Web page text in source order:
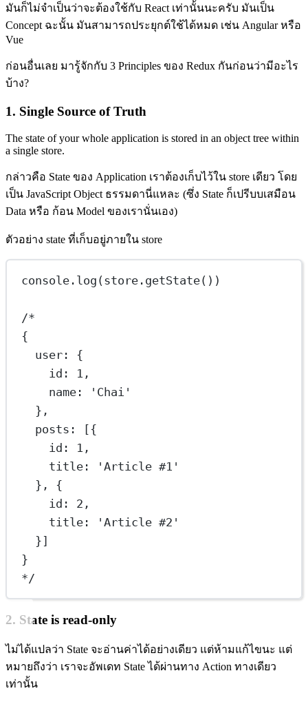
มันก็ไม่จำเป็นว่าจะต้องใช้กับ React เท่านั้นนะครับ มันเป็น
Concept ฉะนั้น มันสามารถประยุกต์ใช้ได้หมด เช่น Angular หรือ
Vue
ก่อนอื่นเลย มารู้จักกับ 3 Principles ของ Redux กันก่อนว่ามีอะไร
บ้าง?
1. Single Source of Truth
The state of your whole application is stored in an object tree within
a single store.
กล่าวคือ State ของ Application เราต้องเก็บไว้ใน store เดียว โดย
เป็น JavaScript Object ธรรมดานี่แหละ (ซึ่ง State ก็เปรีบบเสมือน
Data หรือ ก้อน Model ของเรานั่นเอง)
ตัวอย่าง state ที่เก็บอยู่ภายใน store
console. log (store. getState())
/*
{
user: {
id: 1,
name: 'Chai'
},
posts: [{
id: 1,
title: 'Article #1'
}, {
id: 2,
title: 'Article #2'
}]
}
*/
2. State is read-only
ไม่ได้แปลว่า State จะอ่านค่าได้อย่างเดียว แต่ห้ามแก้ไขนะ แต่
หมายถึงว่า เราจะอัพเดท State ได้ผ่านทาง Action ทางเดียว
เท่านั้น